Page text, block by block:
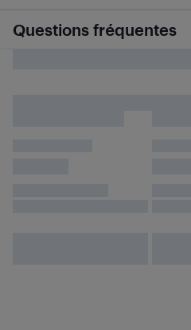
Questions fréquentes